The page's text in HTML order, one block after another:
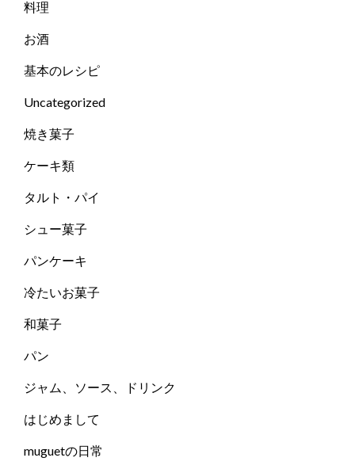
料理
お酒
基本のレシピ
Uncategorized
焼き菓子
ケーキ類
タルト・パイ
シュー菓子
パンケーキ
冷たいお菓子
和菓子
パン
ジャム、ソース、ドリンク
はじめまして
muguetの日常